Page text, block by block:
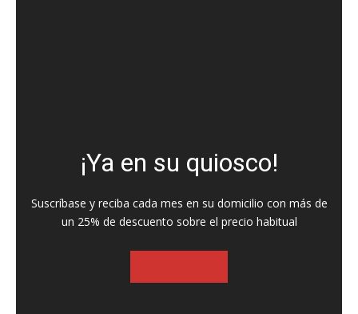
¡Ya en su quiosco!
Suscríbase y reciba cada mes en su domicilio con más de
un 25% de descuento sobre el precio habitual